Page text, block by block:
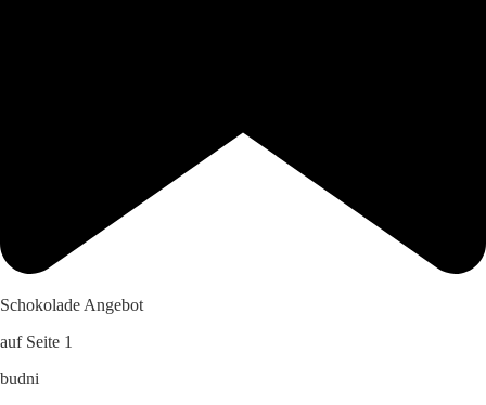
Schokolade Angebot
auf Seite 1
budni